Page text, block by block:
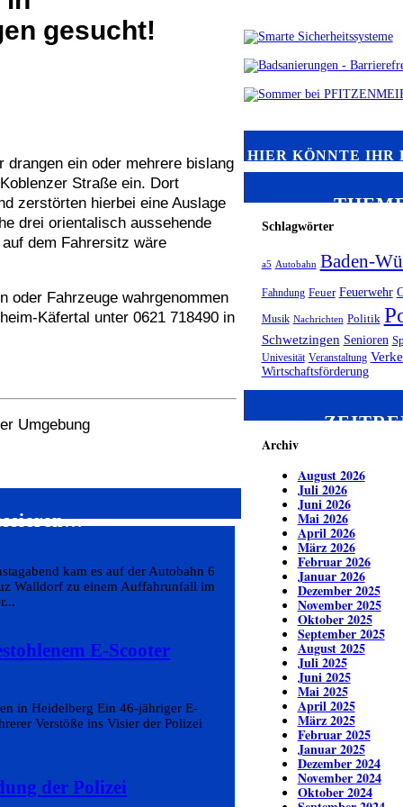
gesucht!
ein oder mehrere bislang
Straße ein. Dort
zerstörten hierbei eine Auslage
drei orientalisch aussehende
dem Fahrersitz wäre
oder Fahrzeuge wahrgenommen
Käfertal unter 0621 718490 in
Umgebung
kam es auf der Autobahn 6
Walldorf zu einem Auffahrunfall im
E-Scooter
in Heidelberg Ein 46-jähriger E-
Verstöße ins Visier der Polizei
der Polizei
HIER KÖNNTE IHR
Schlagwörter
a5 Autobahn Baden-
Fahndung Feuer Feuerwehr
Musik Nachrichten Politik
Schwetzingen Senioren
Univesität Veranstaltung
Wirtschaftsförderung
Archiv
August 2026
Juli 2026
Juni 2026
Mai 2026
April 2026
März 2026
Februar 2026
Januar 2026
Dezember 2025
November 2025
Oktober 2025
September 2025
August 2025
Juli 2025
Juni 2025
Mai 2025
April 2025
März 2025
Februar 2025
Januar 2025
Dezember 2024
November 2024
Oktober 2024